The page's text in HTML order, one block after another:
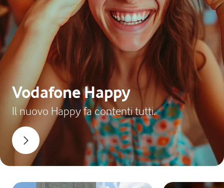
Vodafone Happy
Il nuovo Happy fa contenti tutti.